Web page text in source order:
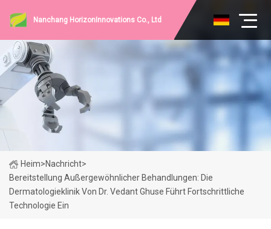
Nanchang HorizonInnovations Co., Ltd
Heim>Nachricht>
Bereitstellung Außergewöhnlicher Behandlungen: Die
Dermatologieklinik Von Dr. Vedant Ghuse Führt Fortschrittliche
Technologie Ein